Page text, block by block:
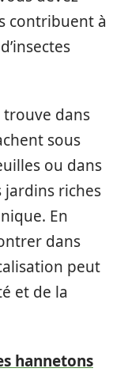
contribuent à
trouve dans
sous
ou dans
jardins riches
En
dans
peut
et de la
hannetons